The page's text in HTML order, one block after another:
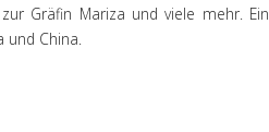
Gräfin Mariza und viele mehr.
und China.